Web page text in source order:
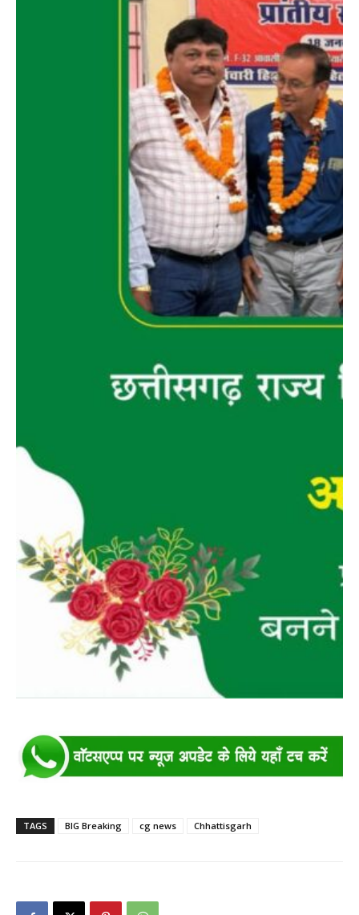
TAGS BIG Breaking cg news Chhattisgarh